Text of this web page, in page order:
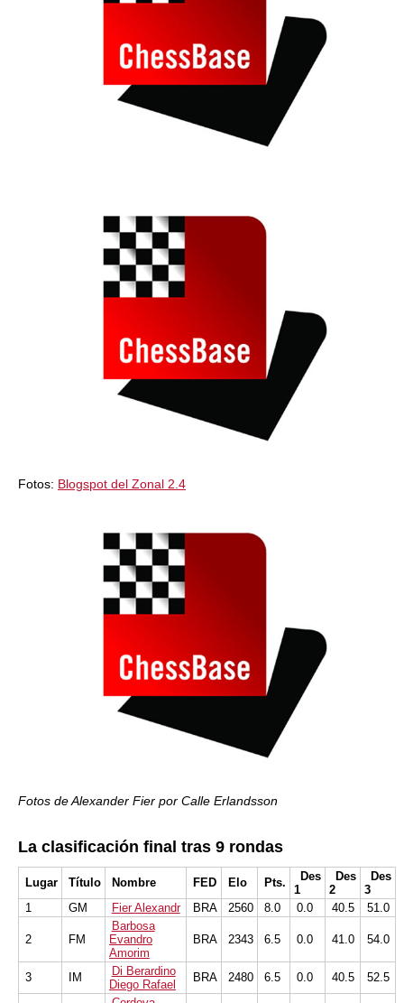
Fotos: Blogspot del Zonal 2.4
Fotos de Alexander Fier por Calle Erlandsson
La clasificación final tras 9 rondas
Lugar Título Nombre FED Elo Pts.
Des
1
Des
2
Des
3
1
GM Fier Alexandr BRA 2560 8.0 0.0 40.5 51.0
2 FM
Barbosa
Evandro
Amorim
BRA 2343 6.5 0.0 41.0 54.0
3 IM
Di Berardino
Diego Rafael
BRA 2480 6.5 0.0 40.5 52.5